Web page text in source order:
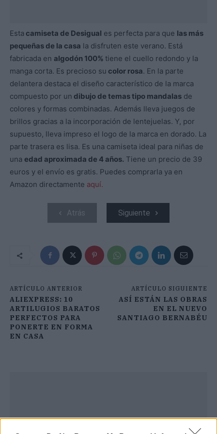
Esta camiseta de Desigual es perfecta para que las más
pequeñas de la casa la disfruten este verano. Está
fabricada en algodón 100% tiene el cuello redondo y la
manga corta. Es precioso su color rosa. En la parte
delantera destaca el diseño característico de la marca
compuesto por un dibujo de temas tipo mandalas de
colores y formas combinadas. Además lleva juegos de
brillos gracias a la incorporación de lentejuelas. Y, por
supuesto, lleva impreso el logo de la marca en dorado. La
parte trasera es lisa. Es una camiseta ideal para niñas de
una edad aproximada de 4 años. Tiene un precio de 39
euros y el envío es gratis. Puedes comprarla ya en
Amazon directamente aquí.
Atrás Siguiente
ARTÍCULO ANTERIOR
ALIEXPRESS: 10
ARTILUGIOS BARATOS
PERFECTOS PARA
PONERTE EN FORMA
EN CASA
ARTÍCULO SIGUIENTE
ASÍ ESTÁN LAS OBRAS
EN EL NUEVO
SANTIAGO BERNABÉU